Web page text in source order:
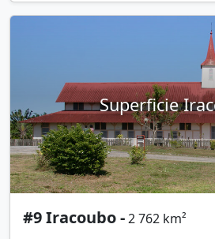
Superficie
#9 Iracoubo -2 762 km²